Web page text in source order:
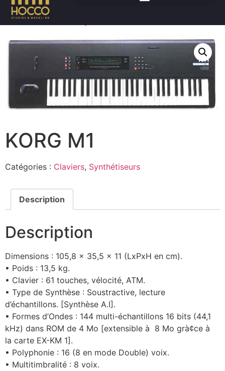
Accueil/Claviers
KORG M1
Catégories : Claviers, Synthétiseurs
Description
Description
Dimensions : 105,8 x 35,5 x 11 (LxPxH en cm).
• Poids : 13,5 kg.
• Clavier : 61 touches, vélocité, ATM.
• Type de Synthèse : Soustractive, lecture
d’échantillons. [Synthèse A.I].
• Formes d’Ondes : 144 multi-échantillons 16 bits (44,1
kHz) dans ROM de 4 Mo [extensible à 8 Mo grà¢ce à
la carte EX-KM 1].
• Polyphonie : 16 (8 en mode Double) voix.
• Multitimbralité : 8 voix.